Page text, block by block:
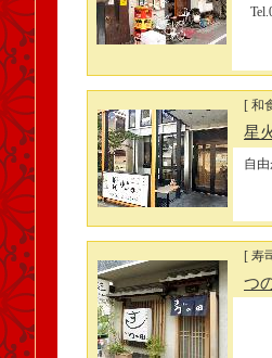
[ 和
星
自
[ 寿
つ